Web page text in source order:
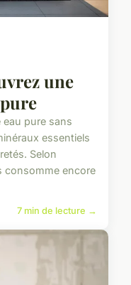
une
pure sans
essentiels
Selon
consomme encore
7 min de lecture →